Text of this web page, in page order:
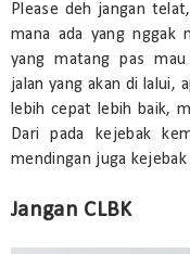
Please deh jangan
mana ada yang nggak
yang matang pas
jalan yang akan di lalui,
lebih cepat lebih baik,
Dari pada kejebak
mendingan juga
Jangan CLBK